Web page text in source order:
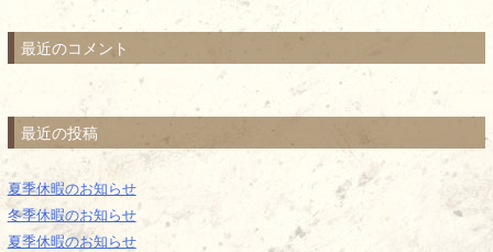
最近のコメント
最近の投稿
夏季休暇のお知らせ
冬季休暇のお知らせ
夏季休暇のお知らせ